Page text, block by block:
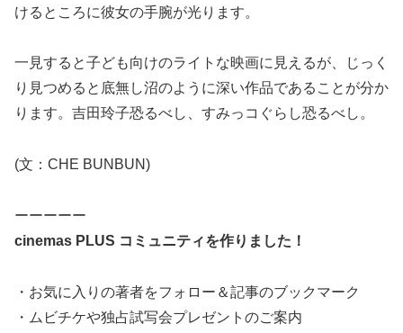
けるところに彼女の手腕が光ります。
一見すると子ども向けのライトな映画に見えるが、じっく
り見つめると底無し沼のように深い作品であることが分か
ります。吉田玲子恐るべし、すみっコぐらし恐るべし。
(文：CHE BUNBUN)
ーーーーー
cinemas PLUS コミュニティを作りました！
・お気に入りの著者をフォロー＆記事のブックマーク
・ムビチケや独占試写会プレゼントのご案内